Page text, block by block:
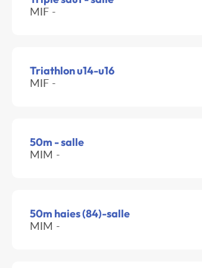
MIF -
Triathlon u14-u16
MIF -
50m - salle
MIM -
50m haies (84)-salle
MIM -